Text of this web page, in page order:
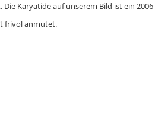
Karyatide auf unserem Bild ist ein 2006
frivol anmutet.